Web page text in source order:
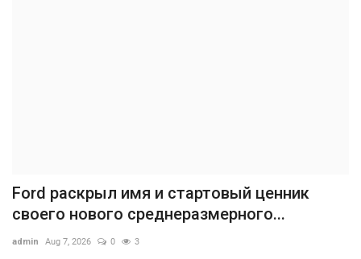
Ford раскрыл имя и стартовый ценник
своего нового среднеразмерного...
admin Aug 7, 2026 0 3